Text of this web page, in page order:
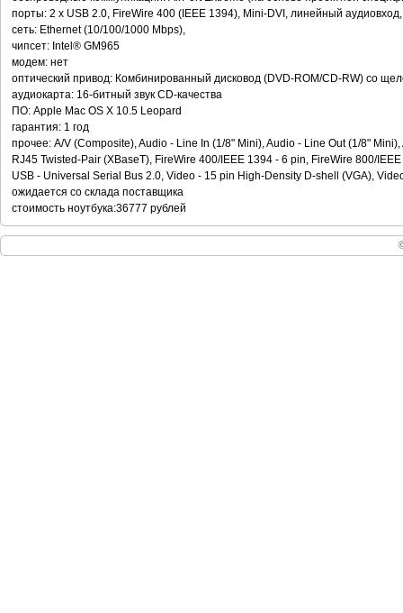
порты: 2 х USB 2.0, FireWire 400 (IEEE 1394), Mini-DVI, линейный
сеть: Ethernet (10/100/1000 Mbps),
чипсет: Intel® GM965
модем: нет
оптический привод: Комбинированный дисковод (DVD-ROM/CD-RW) со
аудиокарта: 16-битный звук CD-качества
ПО: Apple Mac OS X 10.5 Leopard
гарантия: 1 год
прочее: A/V (Composite), Audio - Line In (1/8" Mini), Audio - Line Out (1/8"
RJ45 Twisted-Pair (XBaseT), FireWire 400/IEEE 1394 - 6 pin, FireWire 800/
USB - Universal Serial Bus 2.0, Video - 15 pin High-Density D-shell (VGA),
ожидается со склада поставщика
стоимость ноутбука:36777 рублей